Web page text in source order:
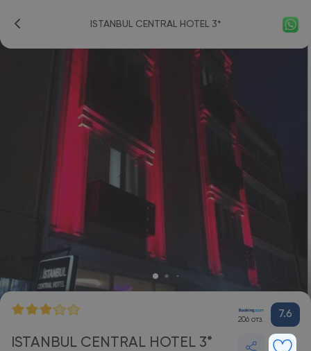
ISTANBUL CENTRAL HOTEL 3*
206 отз. 7.6
ISTANBUL CENTRAL HOTEL 3*